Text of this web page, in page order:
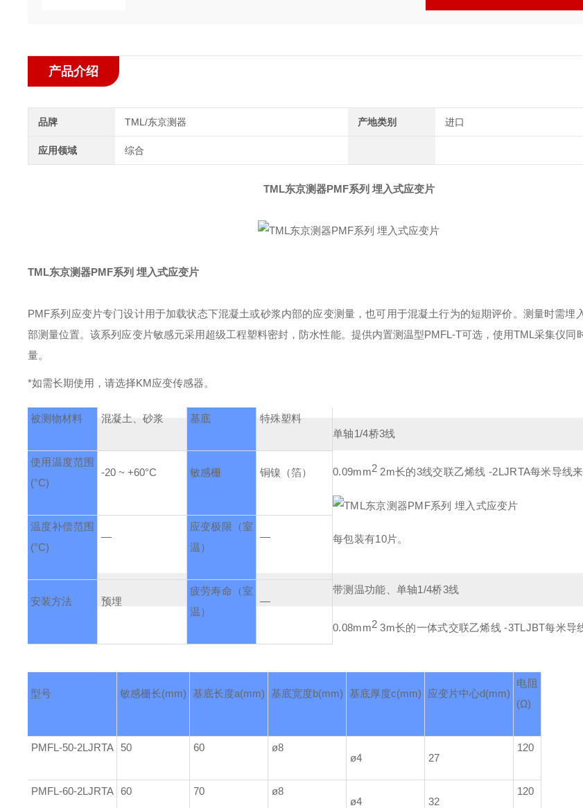
产品介绍
品牌 TML/东京测器 产地类别 进口
应用领域 综合
TML东京测器PMF系列 埋入式应变片
TML东京测器PMF系列 埋入式应变片
PMF系列应变片专门设计用于加载状态下混凝土或砂浆内部的应变测量，也可用于混凝土行为的短期评价。测量时需埋
部测量位置。该系列应变片敏感元采用超级工程塑料密封，防水性能。提供内置测温型PMFL-T可选，使用TML采集仪同
量。
*如需长期使用，请选择KM应变传感器。
被测物材料 混凝土、砂浆 基底 特殊塑料
使用温度范围
(°C)
-20 ~ +60°C 敏感栅 铜镍（箔）
温度补偿范围
(°C)
—
应变极限 （室
温）
—
安装方法 预埋
疲劳寿命 （室
温）
—
单轴1/4桥3线
0.09mm2 2m长的3线交联乙烯线 -2LJRTA每米导线
型号 敏感栅长(mm) 基底长度a(mm) 基底宽度b(mm) 基底厚度c(mm) 应变片中心d(mm)
电阻
(Ω)
PMFL-50-2LJRTA 50 60
ø8
ø4
27
120
PMFL-60-2LJRTA 60 70
ø8
ø4
32
120
每包装有10片。
带测温功能、单轴1/4桥3线
0.08mm2 3m长的一体式交联乙烯线 -3TLJBT每米导